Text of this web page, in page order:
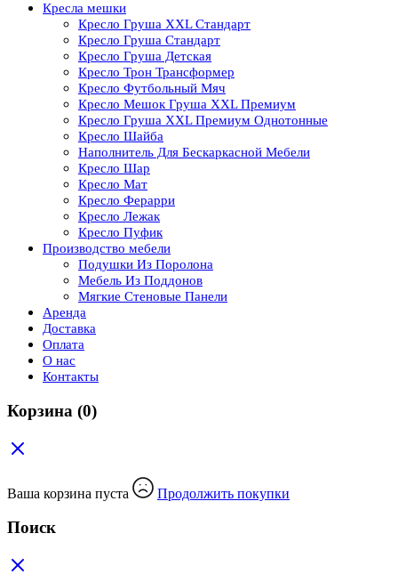
Кресла мешки
Кресло Груша XXL Стандарт
Кресло Груша Cтандарт
Кресло Груша Детская
Кресло Трон Трансформер
Кресло Футбольный Мяч
Кресло Мешок Груша XXL Премиум
Кресло Груша XXL Премиум Однотонные
Кресло Шайба
Наполнитель Для Бескаркасной Мебели
Кресло Шар
Кресло Мат
Кресло Ферарри
Кресло Лежак
Кресло Пуфик
Производство мебели
Подушки Из Поролона
Мебель Из Поддонов
Мягкие Стеновые Панели
Аренда
Доставка
Оплата
О нас
Контакты
Корзина (0)
Ваша корзина пуста Продолжить покупки
Поиск